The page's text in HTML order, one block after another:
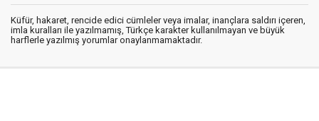
Küfür, hakaret, rencide edici cümleler veya imalar, inançlara saldırı içeren,
imla kuralları ile yazılmamış, Türkçe karakter kullanılmayan ve büyük
harflerle yazılmış yorumlar onaylanmamaktadır.